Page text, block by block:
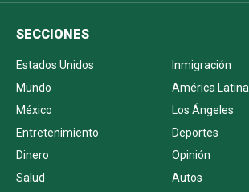
SECCIONES
Estados Unidos
Inmigración
Mundo
América Latina
México
Los Ángeles
Entretenimiento
Deportes
Dinero
Opinión
Salud
Autos